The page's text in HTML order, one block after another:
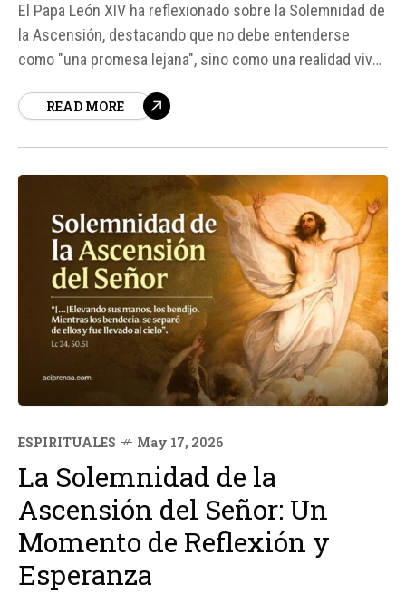
El Papa León XIV ha reflexionado sobre la Solemnidad de
la Ascensión, destacando que no debe entenderse
como "una promesa lejana", sino como una realidad viva
Ascensión nos muestra un vínculo vivo que nos atrae
READ MORE
ESPIRITUALES May 17, 2026
La Solemnidad de la
Ascensión del Señor: Un
Momento de Reflexión y
Esperanza